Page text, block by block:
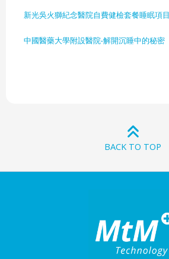
新光吳火獅紀念醫院自費健檢套餐睡眠項目
中國醫藥大學附設醫院-解開沉睡中的秘密
BACK TO TOP